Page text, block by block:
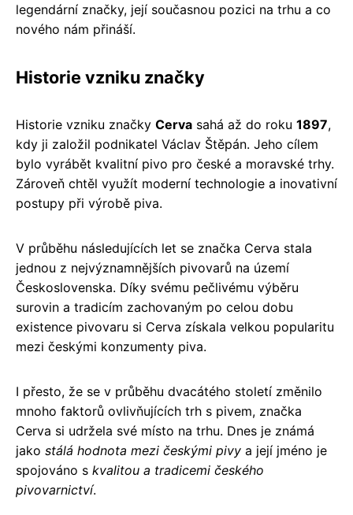
legendární značky, její současnou pozici na trhu a co
nového nám přináší.
Historie vzniku značky
Historie vzniku značky Cerva sahá až do roku 1897,
kdy ji založil podnikatel Václav Štěpán. Jeho cílem
bylo vyrábět kvalitní pivo pro české a moravské trhy.
Zároveň chtěl využít moderní technologie a inovativní
postupy při výrobě piva.
V průběhu následujících let se značka Cerva stala
jednou z nejvýznamnějších pivovarů na území
Československa. Díky svému pečlivému výběru
surovin a tradicím zachovaným po celou dobu
existence pivovaru si Cerva získala velkou popularitu
mezi českými konzumenty piva.
I přesto, že se v průběhu dvacátého století změnilo
mnoho faktorů ovlivňujících trh s pivem, značka
Cerva si udržela své místo na trhu. Dnes je známá
jako stálá hodnota mezi českými pivy a její jméno je
spojováno s kvalitou a tradicemi českého
pivovarnictví.